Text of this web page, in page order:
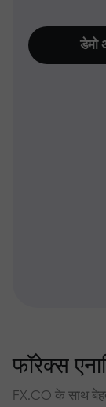
डेमो
फॉरेक्स
FX.CO के साथ